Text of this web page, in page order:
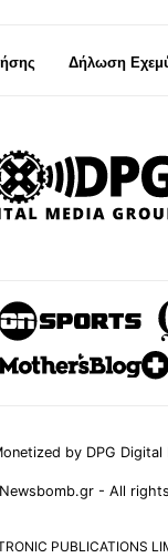
Δήλωση
by DPG Digital
- All
PUBLICATIONS